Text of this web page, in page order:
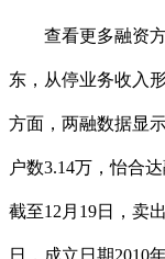
查看更多融资方
东，从停业务收入
方面，两融数据显
户数3.14万，怡合
截至12月19日，卖